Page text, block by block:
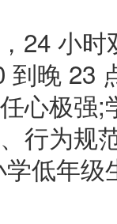
24 小
到晚 23
心极强
行为规
低年